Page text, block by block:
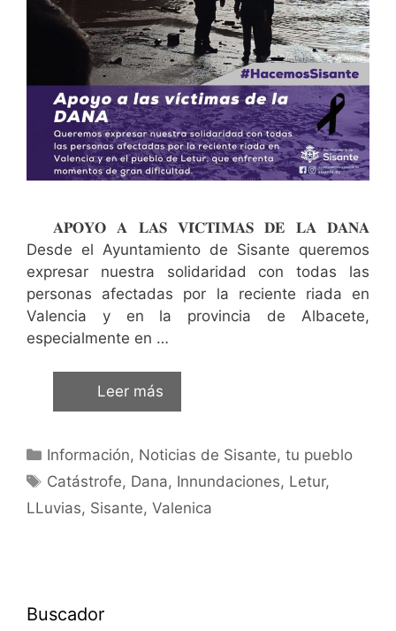
𝐀𝐏𝐎𝐘𝐎 𝐀 𝐋𝐀𝐒 𝐕𝐈́𝐂𝐓𝐈𝐌𝐀𝐒 𝐃𝐄 𝐋𝐀 𝐃𝐀𝐍𝐀
Desde el Ayuntamiento de Sisante queremos
expresar nuestra solidaridad con todas las
personas afectadas por la reciente riada en
Valencia y en la provincia de Albacete,
especialmente en …
Leer más
Información, Noticias de Sisante, tu pueblo
Catástrofe, Dana, Innundaciones, Letur,
LLuvias, Sisante, Valenica
Buscador